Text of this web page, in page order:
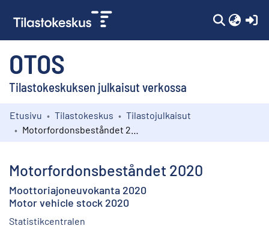
OTOS
Tilastokeskuksen julkaisut verkossa
Kokoelmat
Etusivu Tilastokeskus
Tilastojulkaisut
Motorfordonsbeståndet 2020
Moottoriajoneuvokanta 2020
Motor vehicle stock 2020
Statistikcentralen